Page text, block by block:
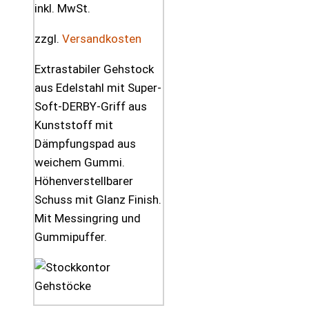
inkl. MwSt.
zzgl. Versandkosten
Extrastabiler Gehstock
aus Edelstahl mit Super-
Soft-DERBY-Griff aus
Kunststoff mit
Dämpfungspad aus
weichem Gummi.
Höhenverstellbarer
Schuss mit Glanz Finish.
Mit Messingring und
Gummipuffer.